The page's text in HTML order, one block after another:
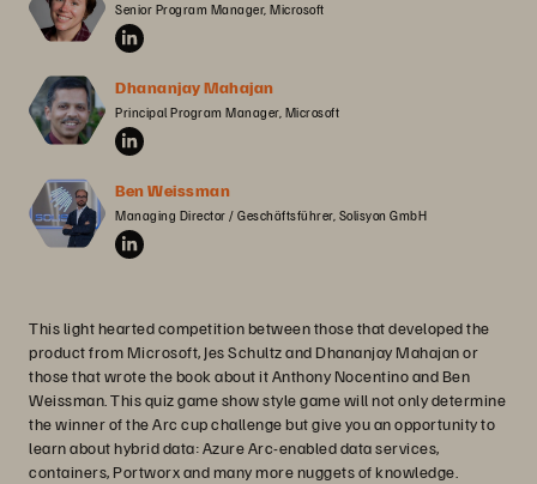
Senior Program Manager, Microsoft
Dhananjay Mahajan
Principal Program Manager, Microsoft
Ben Weissman
Managing Director / Geschäftsführer, Solisyon GmbH
This light hearted competition between those that developed the
product from Microsoft, Jes Schultz and Dhananjay Mahajan or
those that wrote the book about it Anthony Nocentino and Ben
Weissman. This quiz game show style game will not only determine
the winner of the Arc cup challenge but give you an opportunity to
learn about hybrid data: Azure Arc-enabled data services,
containers, Portworx and many more nuggets of knowledge.